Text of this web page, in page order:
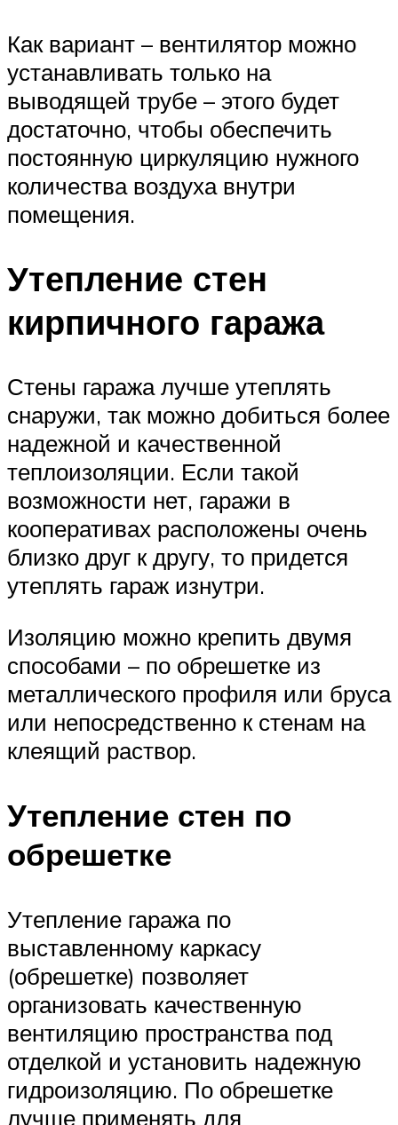
Как вариант – вентилятор можно
устанавливать только на
выводящей трубе – этого будет
достаточно, чтобы обеспечить
постоянную циркуляцию нужного
количества воздуха внутри
помещения.
Утепление стен
кирпичного гаража
Стены гаража лучше утеплять
снаружи, так можно добиться более
надежной и качественной
теплоизоляции. Если такой
возможности нет, гаражи в
кооперативах расположены очень
близко друг к другу, то придется
утеплять гараж изнутри.
Изоляцию можно крепить двумя
способами – по обрешетке из
металлического профиля или бруса
или непосредственно к стенам на
клеящий раствор.
Утепление стен по
обрешетке
Утепление гаража по
выставленному каркасу
(обрешетке) позволяет
организовать качественную
вентиляцию пространства под
отделкой и установить надежную
гидроизоляцию. По обрешетке
лучше применять для